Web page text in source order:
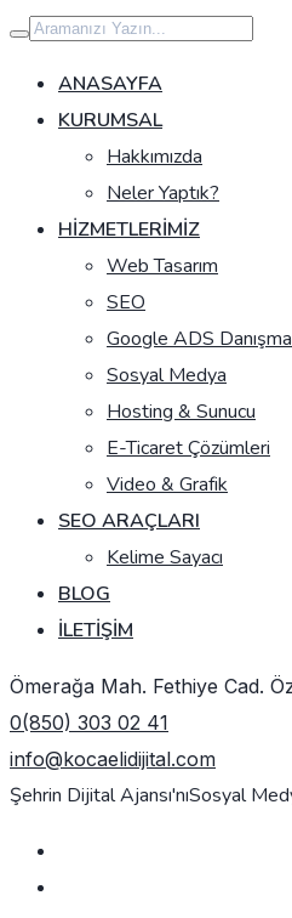
İçeriğe
geç
ANASAYFA
KURUMSAL
Hakkımızda
Neler Yaptık?
HIZMETLERIMIZ
Web Tasarım
SEO
Google ADS
Sosyal Medya
Hosting & Sunucu
E-Ticaret Çözümleri
Video & Grafik
SEO ARAÇLARI
Kelime Sayacı
BLOG
İLETIŞIM
Ömerağa Mah. Fethiye Cad.
0(850) 303 02 41
info@kocaelidijital.com
Şehrin Dijital Ajansı'nıSosyal